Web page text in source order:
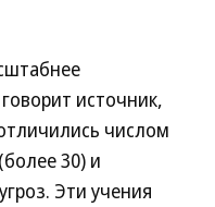
источник,
числом
30) и
Эти учения